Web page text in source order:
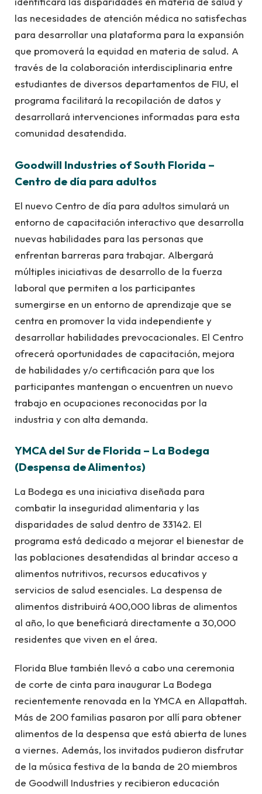
las necesidades de atención médica no satisfechas
para desarrollar una plataforma para la expansión
que promoverá la equidad en materia de salud. A
través de la colaboración interdisciplinaria entre
estudiantes de diversos departamentos de FIU, el
programa facilitará la recopilación de datos y
desarrollará intervenciones informadas para esta
comunidad desatendida.
Goodwill Industries of South Florida –
Centro de día para adultos
El nuevo Centro de día para adultos simulará un
entorno de capacitación interactivo que desarrolla
nuevas habilidades para las personas que
enfrentan barreras para trabajar. Albergará
múltiples iniciativas de desarrollo de la fuerza
laboral que permiten a los participantes
sumergirse en un entorno de aprendizaje que se
centra en promover la vida independiente y
desarrollar habilidades prevocacionales. El Centro
ofrecerá oportunidades de capacitación, mejora
de habilidades y/o certificación para que los
participantes mantengan o encuentren un nuevo
trabajo en ocupaciones reconocidas por la
industria y con alta demanda.
YMCA del Sur de Florida – La Bodega
(Despensa de Alimentos)
La Bodega es una iniciativa diseñada para
combatir la inseguridad alimentaria y las
disparidades de salud dentro de 33142. El
programa está dedicado a mejorar el bienestar de
las poblaciones desatendidas al brindar acceso a
alimentos nutritivos, recursos educativos y
servicios de salud esenciales. La despensa de
alimentos distribuirá 400,000 libras de alimentos
al año, lo que beneficiará directamente a 30,000
residentes que viven en el área.
Florida Blue también llevó a cabo una ceremonia
de corte de cinta para inaugurar La Bodega
recientemente renovada en la YMCA en Allapattah.
Más de 200 familias pasaron por allí para obtener
alimentos de la despensa que está abierta de lunes
a viernes. Además, los invitados pudieron disfrutar
de la música festiva de la banda de 20 miembros
de Goodwill Industries y recibieron educación